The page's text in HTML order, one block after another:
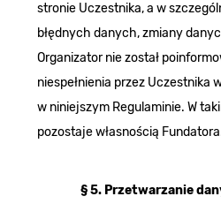
stronie Uczestnika, a w
błędnych danych, zmiany
Organizator nie został
niespełnienia przez Uczestnika
w niniejszym Regulaminie. W
pozostaje własnością
§ 5. Przetwarzanie